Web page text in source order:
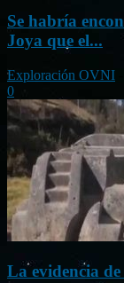
Se habría
Joya que el...
Exploración OVNI
0
La evidencia